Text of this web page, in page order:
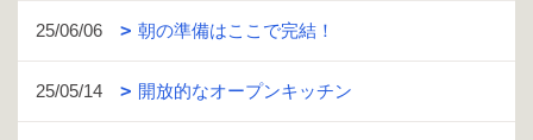
25/06/06 朝の準備はここで完結！
25/05/14 開放的なオープンキッチン